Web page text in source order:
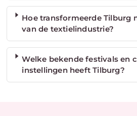
Hoe transformeerde Tilburg
van de textielindustrie?
Welke bekende festivals en
instellingen heeft Tilburg?